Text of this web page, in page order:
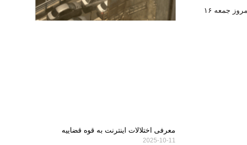
پخش زنده برنامه‌های ورزشی امروز جمعه ۱۶
معرفی اختلالات اینترنت به قوه قضاییه
2025-10-11